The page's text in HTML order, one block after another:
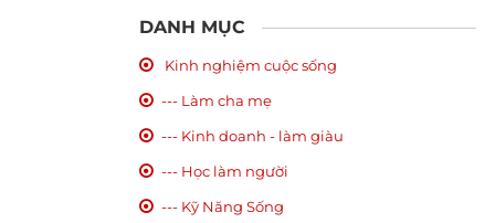
DANH MỤC
Kinh nghiệm cuộc sống
--- Làm cha mẹ
--- Kinh doanh - làm giàu
--- Học làm người
--- Kỹ Năng Sống